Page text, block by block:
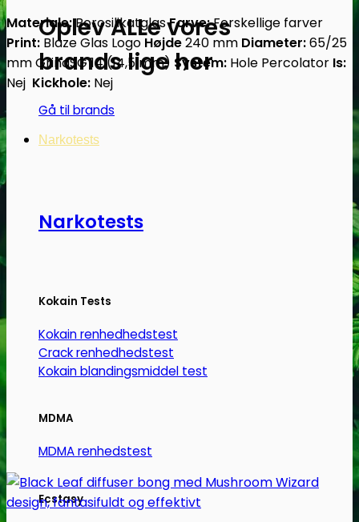
Oplev ALLe vores
brands lige her
Gå til brands
Narkotests
Narkotests
Kokain Tests
Kokain renhedhedstest
Crack renhedhedstest
Kokain blandingsmiddel test
MDMA
MDMA renhedstest
Ecstasy
Materiale:BorosilikatglasFarve:Forskellige farver
Print: Blaze Glas Logo Højde240 mm Diameter:65/25
mm GrindSG 14 (14,5 mm) System: Hole Percolator Is:
Nej Kickhole: Nej